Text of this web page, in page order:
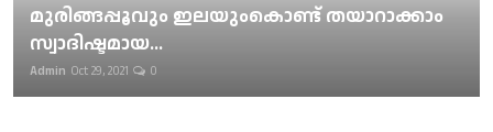
മുരിങ്ങപ്പൂവും ഇലയുംകൊണ്ട് തയാറാക്കാം
സ്വാദിഷ്ടമായ...
Admin Oct 29, 2021 0